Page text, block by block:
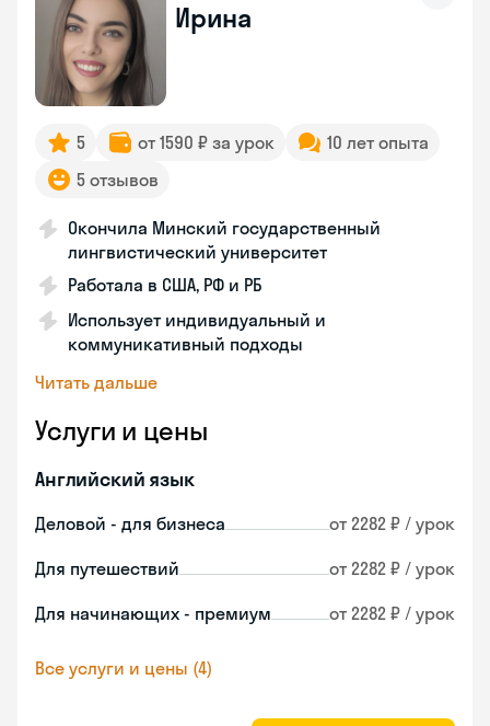
Ирина
5 от 1590 ₽ за урок
10 лет опыта
5 отзывов
Окончила Минский государственный
лингвистический университет
Работала в США, РФ и РБ
Использует индивидуальный и
коммуникативный подходы
Читать дальше
Услуги и цены
Английский язык
Деловой - для бизнеса от 2282 ₽ / урок
Для путешествий от 2282 ₽ / урок
Для начинающих - премиум от 2282 ₽ / урок
Все услуги и цены (4)